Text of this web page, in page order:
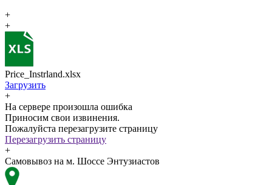
+
+
Price_Instrland.xlsx
Загрузить
+
На сервере произошла ошибка
Приносим свои извинения.
Пожалуйста перезагрузите страницу
Перезагрузить страницу
+
Самовывоз на м. Шоссе Энтузиастов